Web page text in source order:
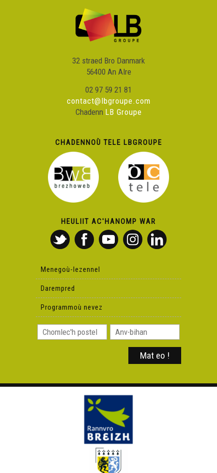
32 straed Bro Danmark
56400 An Alre
02 97 59 21 81
contact@lbgroupe.com
Chadenn LB Groupe
CHADENNOÙ TELE LBGROUPE
HEULIIT AC'HANOMP WAR
Menegoù-lezennel
Darempred
Programmoù nevez